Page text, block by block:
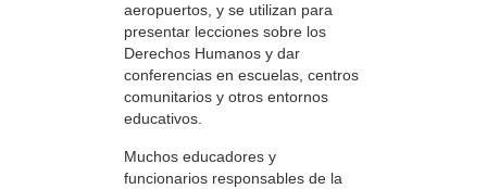
aeropuertos, y se utilizan para
presentar lecciones sobre los
Derechos Humanos y dar
conferencias en escuelas, centros
comunitarios y otros entornos
educativos.
Muchos educadores y
funcionarios responsables de la